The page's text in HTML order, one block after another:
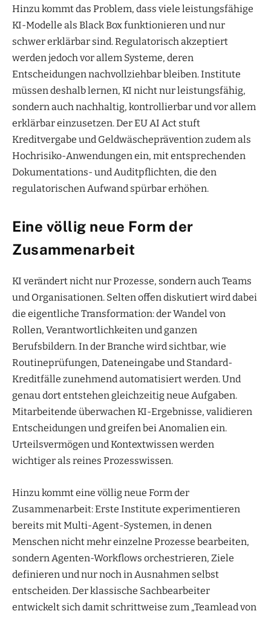
Hinzu kommt das Problem, dass viele leistungsfähige
KI-Modelle als Black Box funktionieren und nur
schwer erklärbar sind. Regulatorisch akzeptiert
werden jedoch vor allem Systeme, deren
Entscheidungen nachvollziehbar bleiben. Institute
müssen deshalb lernen, KI nicht nur leistungsfähig,
sondern auch nachhaltig, kontrollierbar und vor allem
erklärbar einzusetzen. Der EU AI Act stuft
Kreditvergabe und Geldwäscheprävention zudem als
Hochrisiko-Anwendungen ein, mit entsprechenden
Dokumentations- und Auditpflichten, die den
regulatorischen Aufwand spürbar erhöhen.
Eine völlig neue Form der
Zusammenarbeit
KI verändert nicht nur Prozesse, sondern auch Teams
und Organisationen. Selten offen diskutiert wird dabei
die eigentliche Transformation: der Wandel von
Rollen, Verantwortlichkeiten und ganzen
Berufsbildern. In der Branche wird sichtbar, wie
Routineprüfungen, Dateneingabe und Standard-
Kreditfälle zunehmend automatisiert werden. Und
genau dort entstehen gleichzeitig neue Aufgaben.
Mitarbeitende überwachen KI-Ergebnisse, validieren
Entscheidungen und greifen bei Anomalien ein.
Urteilsvermögen und Kontextwissen werden
wichtiger als reines Prozesswissen.
Hinzu kommt eine völlig neue Form der
Zusammenarbeit: Erste Institute experimentieren
bereits mit Multi-Agent-Systemen, in denen
Menschen nicht mehr einzelne Prozesse bearbeiten,
sondern Agenten-Workflows orchestrieren, Ziele
definieren und nur noch in Ausnahmen selbst
entscheiden. Der klassische Sachbearbeiter
entwickelt sich damit schrittweise zum „Teamlead von